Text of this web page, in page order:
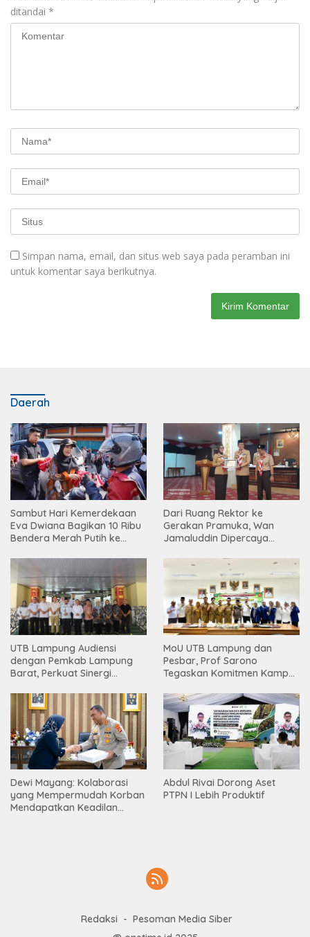
ditandai *
Simpan nama, email, dan situs web saya pada peramban ini
untuk komentar saya berikutnya.
Daerah
Sambut Hari Kemerdekaan
Eva Dwiana Bagikan 10 Ribu
Bendera Merah Putih ke
Dari Ruang Rektor ke
Gerakan Pramuka, Wan
Jamaluddin Dipercaya
UTB Lampung Audiensi
dengan Pemkab Lampung
Barat, Perkuat Sinergi
Tinggi
MoU UTB Lampung dan
Pesbar, Prof Sarono
Tegaskan Komitmen Kampus
Masyarakat
Dewi Mayang: Kolaborasi
yang Mempermudah Korban
Mendapatkan Keadilan
Abdul Rivai Dorong Aset
PTPN I Lebih Produktif
Redaksi
Pesoman Media Siber